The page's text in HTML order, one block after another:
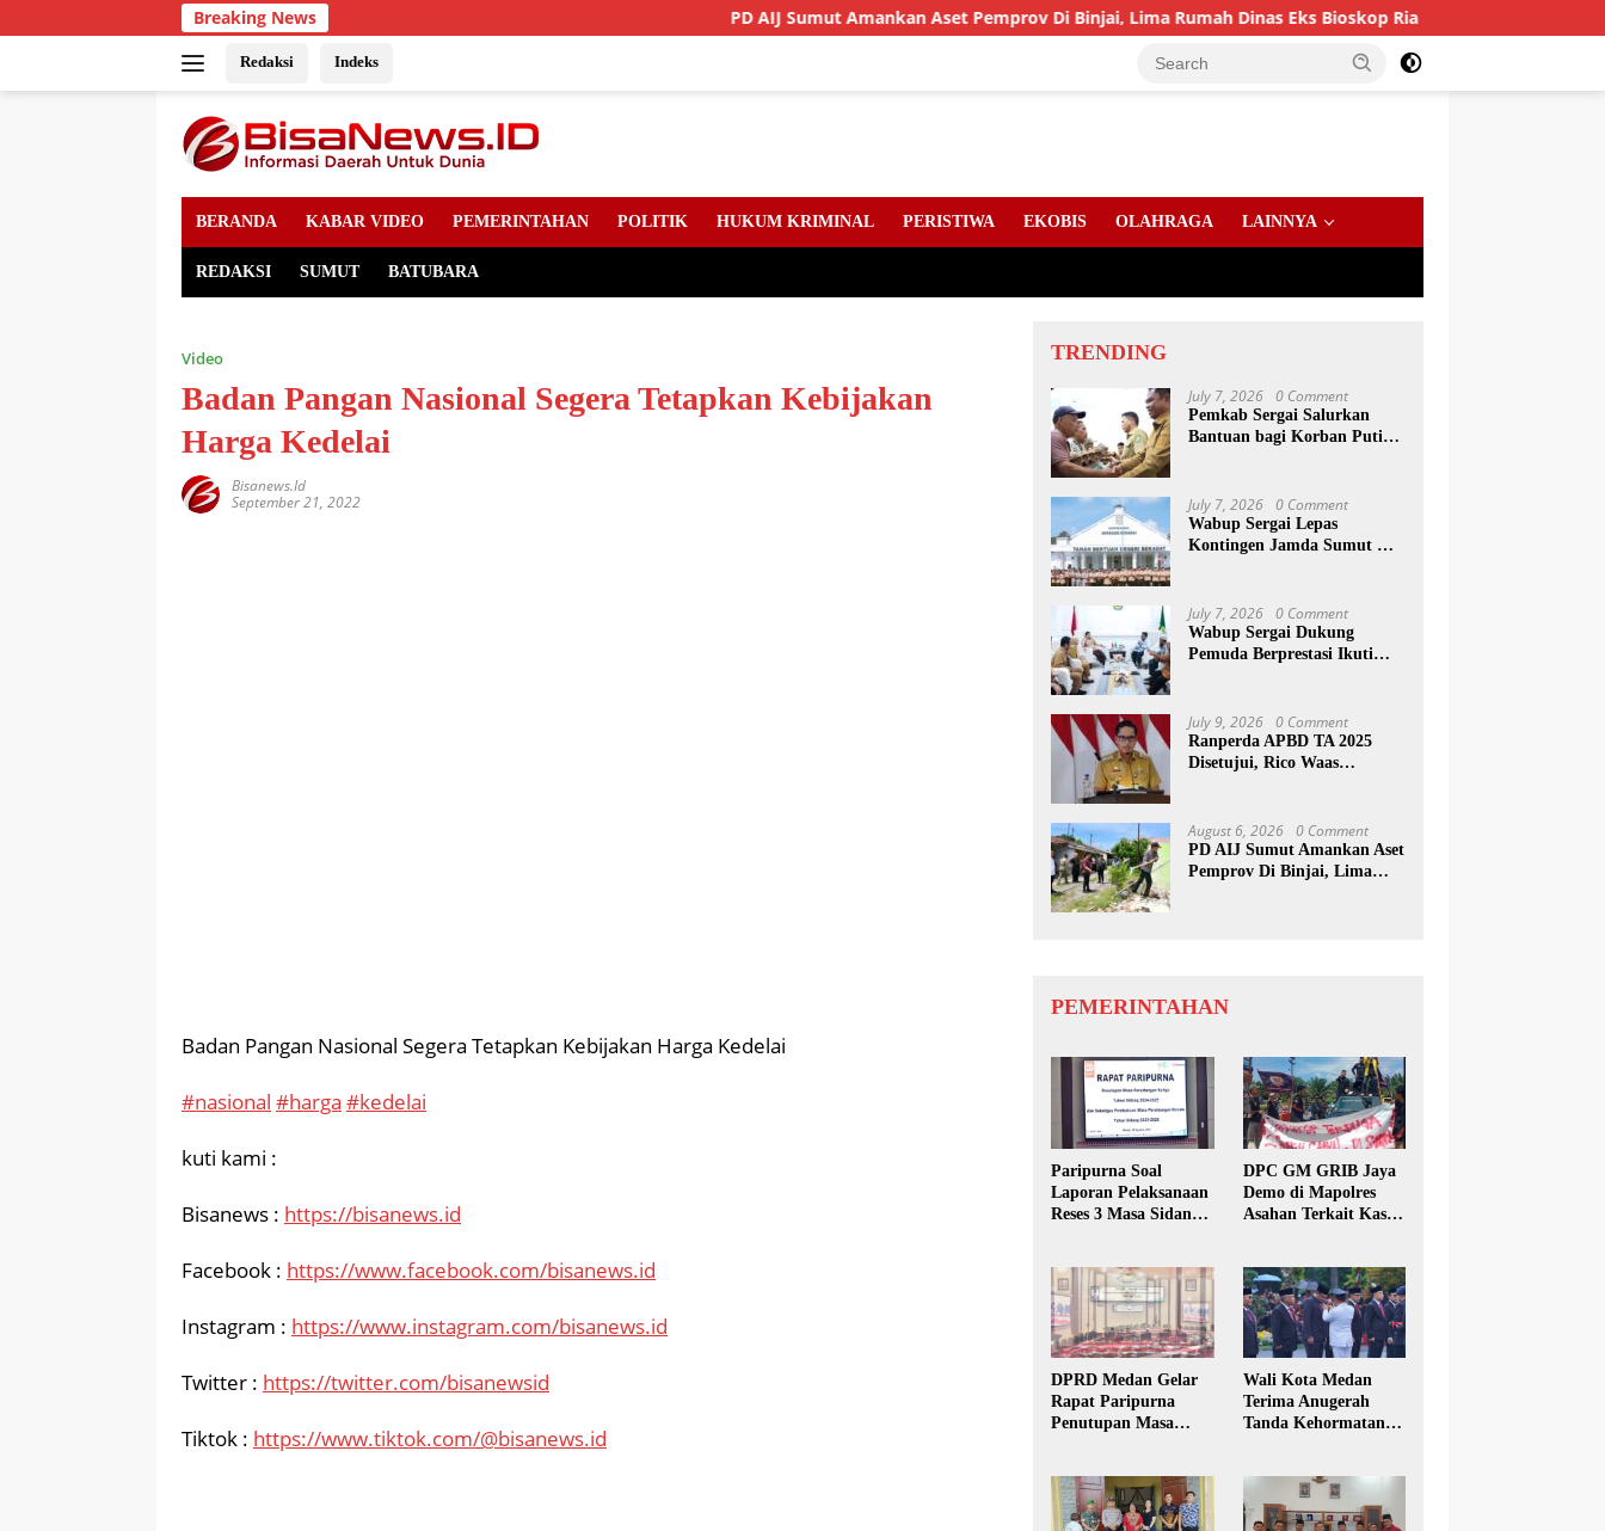
to
Breaking News PD AIJ Sumut Amankan Aset Pemprov Di Binjai, Lima Rumah Dinas Eks Bioskop Ria Dibongkar
Redaksi Indeks
BERANDA KABAR VIDEO PEMERINTAHAN POLITIK HUKUM KRIMINAL PERISTIWA EKOBIS OLAHRAGA LAINNYA
REDAKSI SUMUT BATUBARA
Video
Badan Pangan Nasional Segera Tetapkan Kebijakan
Harga Kedelai
Bisanews.id
September 21, 2022
Badan Pangan Nasional Segera Tetapkan Kebijakan Harga Kedelai
#nasional #harga #kedelai
kuti kami :
Bisanews : https://bisanews.id
Facebook : https://www.facebook.com/bisanews.id
Instagram : https://www.instagram.com/bisanews.id
Twitter : https://twitter.com/bisanewsid
Tiktok : https://www.tiktok.com/@bisanews.id
TRENDING
July 7, 2026 0 Comment
Pemkab Sergai Salurkan
Bantuan bagi Korban Puting
July 7, 2026 0 Comment
Wabup Sergai Lepas
Kontingen Jamda Sumut XI,
July 7, 2026 0 Comment
Wabup Sergai Dukung
Pemuda Berprestasi Ikuti
July 9, 2026 0 Comment
Ranperda APBD TA 2025
Disetujui, Rico Waas
August 6, 2026 0 Comment
PD AIJ Sumut Amankan Aset
Pemprov Di Binjai, Lima
PEMERINTAHAN
Paripurna Soal
Laporan Pelaksanaan
Reses 3 Masa Sidang
DPC GM GRIB Jaya
Demo di Mapolres
Asahan Terkait Kasus
DPRD Medan Gelar
Rapat Paripurna
Penutupan Masa
Wali Kota Medan
Terima Anugerah
Tanda Kehormatan